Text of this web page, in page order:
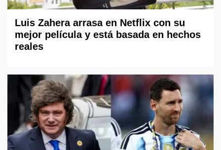
Luis Zahera arrasa en Netflix con su
mejor película y está basada en hechos
reales